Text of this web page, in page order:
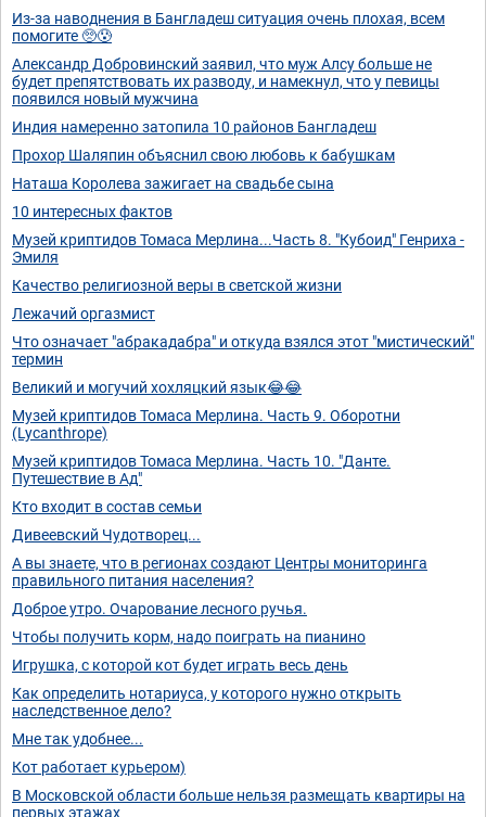
Из-за наводнения в Бангладеш ситуация очень плохая, всем
помогите 🥺😰
Александр Добровинский заявил, что муж Алсу больше не
будет препятствовать их разводу, и намекнул, что у певицы
появился новый мужчина
Индия намеренно затопила 10 районов Бангладеш
Прохор Шаляпин объяснил свою любовь к бабушкам
Наташа Королева зажигает на свадьбе сына
10 интересных фактов
Музей криптидов Томаса Мерлина...Часть 8. "Кубоид" Генриха -
Эмиля
Качество религиозной веры в светской жизни
Лежачий оргазмист
Что означает "абракадабра" и откуда взялся этот "мистический"
термин
Великий и могучий хохляцкий язык😂😂
Музей криптидов Томаса Мерлина. Часть 9. Оборотни
(Lycanthrope)
Музей криптидов Томаса Мерлина. Часть 10. "Данте.
Путешествие в Ад"
Кто входит в состав семьи
Дивеевский Чудотворец...
А вы знаете, что в регионах создают Центры мониторинга
правильного питания населения?
Доброе утро. Очарование лесного ручья.
Чтобы получить корм, надо поиграть на пианино
Игрушка, с которой кот будет играть весь день
Как определить нотариуса, у которого нужно открыть
наследственное дело?
Мне так удобнее...
Кот работает курьером)
В Московской области больше нельзя размещать квартиры на
первых этажах